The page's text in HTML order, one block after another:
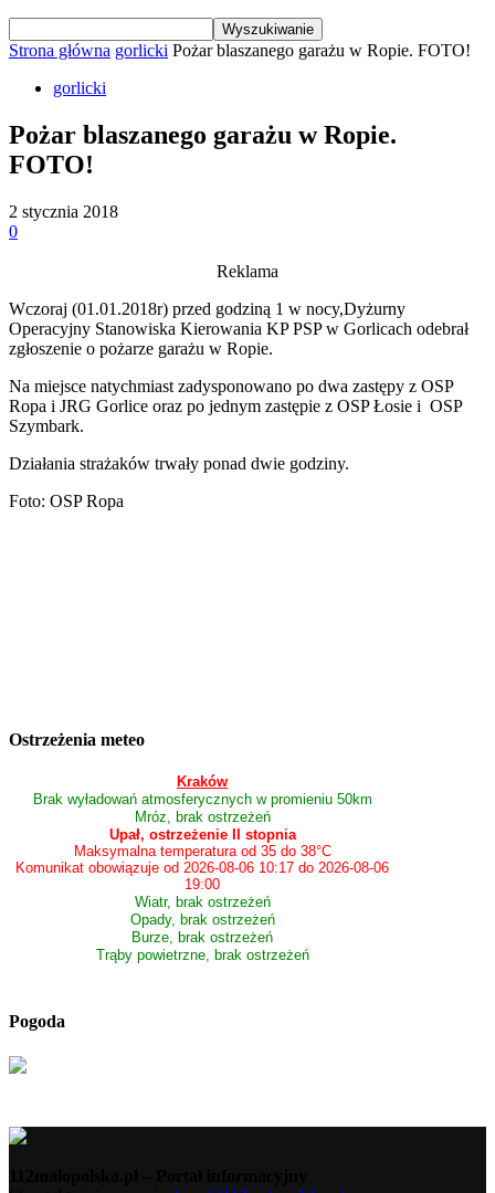
Strona główna gorlicki Pożar blaszanego garażu w Ropie. FOTO!
gorlicki
Pożar blaszanego garażu w Ropie.
FOTO!
2 stycznia 2018
0
Reklama
Wczoraj (01.01.2018r) przed godziną 1 w nocy,Dyżurny
Operacyjny Stanowiska Kierowania KP PSP w Gorlicach odebrał
zgłoszenie o pożarze garażu w Ropie.
Na miejsce natychmiast zadysponowano po dwa zastępy z OSP
Ropa i JRG Gorlice oraz po jednym zastępie z OSP Łosie i OSP
Szymbark.
Działania strażaków trwały ponad dwie godziny.
Foto: OSP Ropa
Ostrzeżenia meteo
Kraków
Brak wyładowań atmosferycznych w promieniu 50km
Mróz, brak ostrzeżeń
Upał, ostrzeżenie II stopnia
Maksymalna temperatura od 35 do 38°C
Komunikat obowiązuje od 2026-08-06 10:17 do 2026-08-06
19:00
Wiatr, brak ostrzeżeń
Opady, brak ostrzeżeń
Burze, brak ostrzeżeń
Trąby powietrzne, brak ostrzeżeń
Pogoda